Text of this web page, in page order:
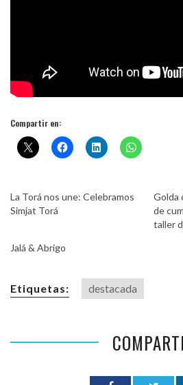
Compartir en:
La Torá nos une: Celebramos
Simjat Torá
Golda
de
taller
Jalá & Abrigo
Etiquetas: destacada